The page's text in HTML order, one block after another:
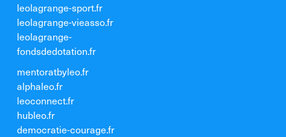
leolagrange-sport.fr
leolagrange-vieasso.fr
leolagrange-
fondsdedotation.fr
mentoratbyleo.fr
alphaleo.fr
leoconnect.fr
hubleo.fr
democratie-courage.fr